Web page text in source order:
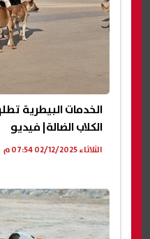
الخدمات البيطرية
الكلاب الضالة| فيديو
الثلاثاء 02/12/2025 07:54 م